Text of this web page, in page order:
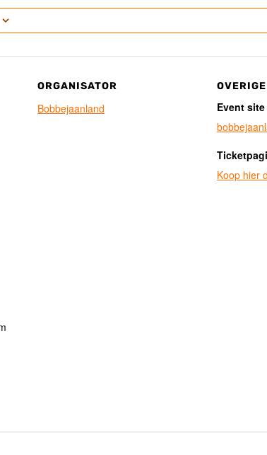
ORGANISATOR
Bobbejaanland
Event site
Koop hier